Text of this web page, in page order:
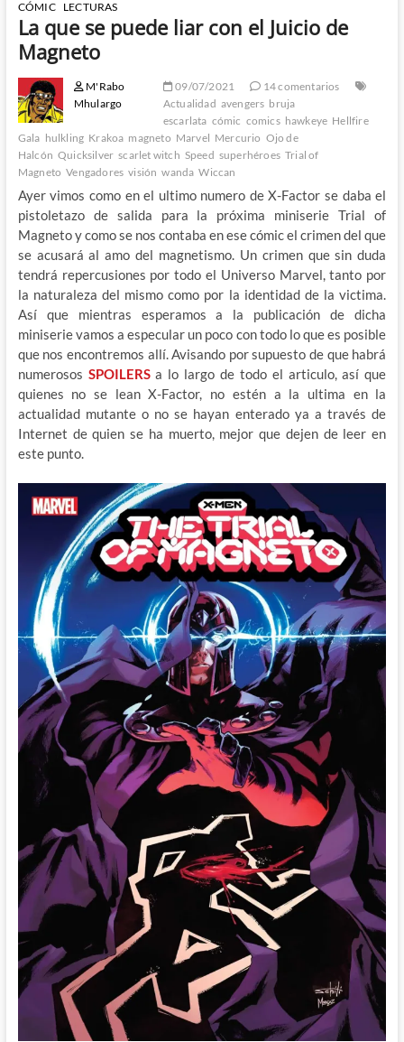
CÓMIC LECTURAS
La que se puede liar con el Juicio de
Magneto
M'Rabo
Mhulargo
09/07/2021
14 comentarios
Actualidad avengers bruja
escarlata cómic comics hawkeye Hellfire
Gala hulkling Krakoa magneto Marvel Mercurio Ojo de
Halcón Quicksilver scarlet witch Speed superhéroes Trial of
Magneto Vengadores visión wanda Wiccan
Ayer vimos como en el ultimo numero de X-Factor se daba el
pistoletazo de salida para la próxima miniserie Trial of
Magneto y como se nos contaba en ese cómic el crimen del que
se acusará al amo del magnetismo. Un crimen que sin duda
tendrá repercusiones por todo el Universo Marvel, tanto por
la naturaleza del mismo como por la identidad de la victima.
Así que mientras esperamos a la publicación de dicha
miniserie vamos a especular un poco con todo lo que es posible
que nos encontremos allí. Avisando por supuesto de que habrá
numerosos SPOILERSa lo largo de todo el articulo, así que
quienes no se lean X-Factor, no estén a la ultima en la
actualidad mutante o no se hayan enterado ya a través de
Internet de quien se ha muerto, mejor que dejen de leer en
este punto.